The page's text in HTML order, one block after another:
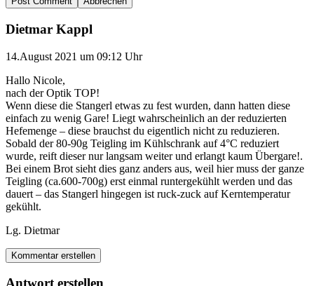
Dietmar Kappl
14.August 2021 um 09:12 Uhr
Hallo Nicole,
nach der Optik TOP!
Wenn diese die Stangerl etwas zu fest wurden, dann hatten diese
einfach zu wenig Gare! Liegt wahrscheinlich an der reduzierten
Hefemenge – diese brauchst du eigentlich nicht zu reduzieren.
Sobald der 80-90g Teigling im Kühlschrank auf 4°C reduziert
wurde, reift dieser nur langsam weiter und erlangt kaum Übergare!.
Bei einem Brot sieht dies ganz anders aus, weil hier muss der ganze
Teigling (ca.600-700g) erst einmal runtergekühlt werden und das
dauert – das Stangerl hingegen ist ruck-zuck auf Kerntemperatur
gekühlt.
Lg. Dietmar
Kommentar erstellen